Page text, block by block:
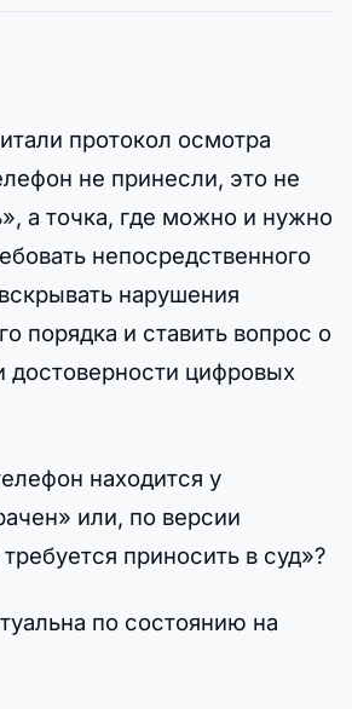
протокол осмотра
не принесли, это не
а точка, где можно и нужно
непосредственного
нарушения
порядка и ставить вопрос о
достоверности цифровых
находится у
или, по версии
приносить в суд»?
по состоянию на